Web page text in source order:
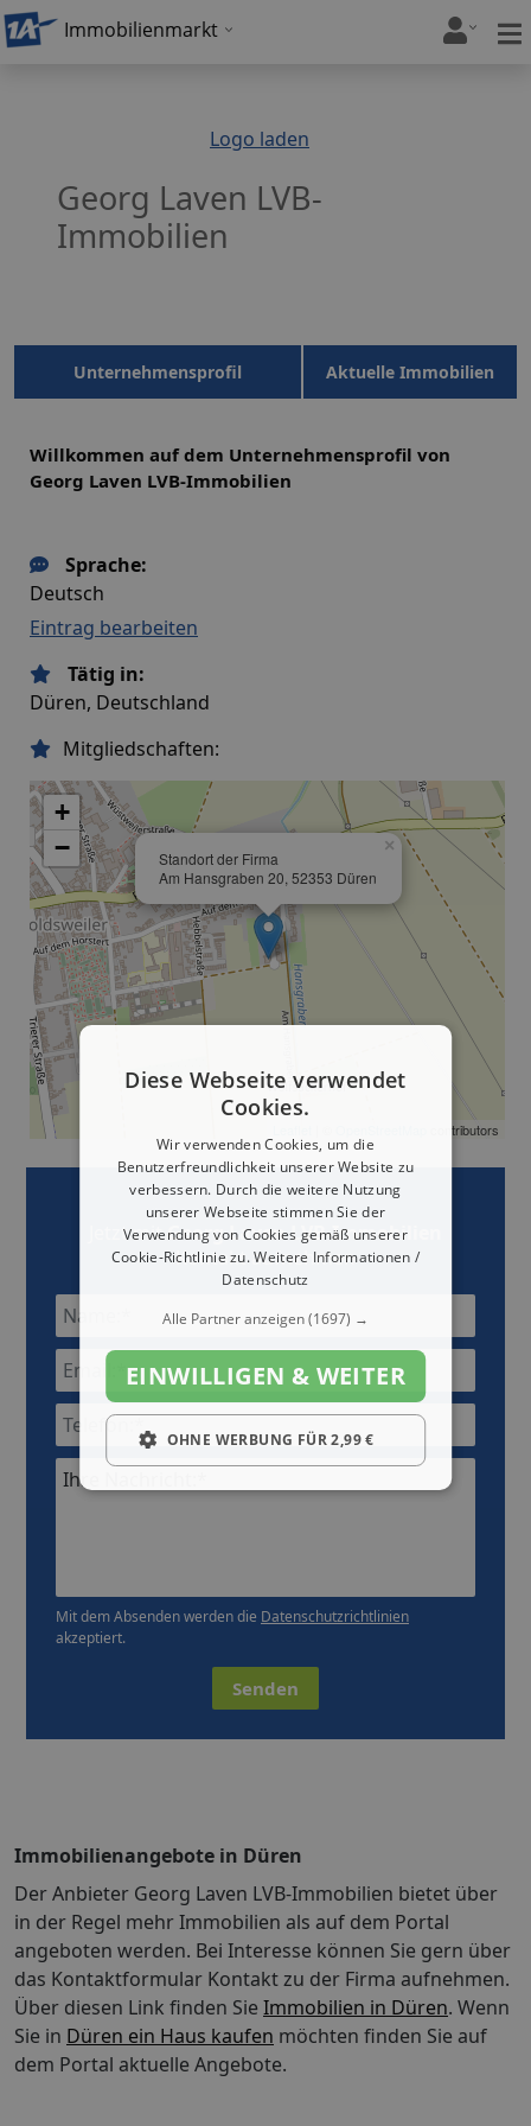
Immobilienmarkt
Logo laden
Georg Laven LVB-
Immobilien
Unternehmensprofil Aktuelle Immobilien
Willkommen auf dem Unternehmensprofil von
Georg Laven LVB-Immobilien
Sprache:
Deutsch
Eintrag bearbeiten
Tätig in:
Düren, Deutschland
Mitgliedschaften:
Standort der Firma
Am Hansgraben 20, 52353 Düren
×
+
−
contributors
Jetzt mitGeorg Laven LVB-Immobilien
Kontakt aufnehmen
Ihre Nachricht:*
Mit dem Absenden werden die Datenschutzrichtlinien
akzeptiert.
Senden
Immobilienangebote in Düren
Der Anbieter Georg Laven LVB-Immobilien bietet über
in der Regel mehr Immobilien als auf dem Portal
angeboten werden. Bei Interesse können Sie gern über
das Kontaktformular Kontakt zu der Firma aufnehmen.
Über diesen Link finden Sie Immobilien in Düren. Wenn
Sie in Düren ein Haus kaufen möchten finden Sie auf
dem Portal aktuelle Angebote.
Diese Webseite verwendet
Cookies.
Wir verwenden Cookies, um die
Benutzerfreundlichkeit unserer Website zu
verbessern. Durch die weitere Nutzung
unserer Webseite stimmen Sie der
Verwendung von Cookies gemäß unserer
Cookie-Richtlinie zu.Weitere Informationen /
Datenschutz
Alle Partner anzeigen(1697) →
EINWILLIGEN & WEITER
OHNE WERBUNG FÜR 2,99 €